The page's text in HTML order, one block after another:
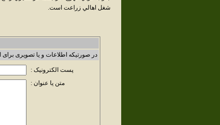
شغل اهالي زراعت است.
در صورتیکه اطلاعات و یا تصویری برای
پست الکترونیک :
متن یا عنوان :